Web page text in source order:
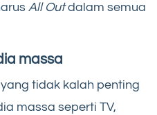
All Outdalam semua
massa
tidak kalah penting
massa seperti TV,